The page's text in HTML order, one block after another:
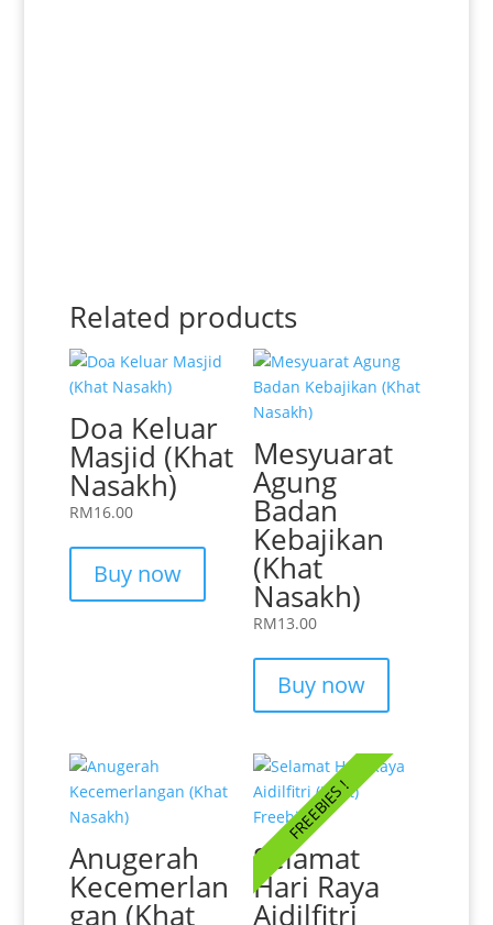
Related products
Doa Keluar
Masjid (Khat
Nasakh)
RM16.00
Buy now
Mesyuarat
Agung
Badan
Kebajikan
(Khat
Nasakh)
RM13.00
Buy now
Anugerah
Kecemerlan
gan (Khat
Selamat
Hari Raya
Aidilfitri
FREEBIES !